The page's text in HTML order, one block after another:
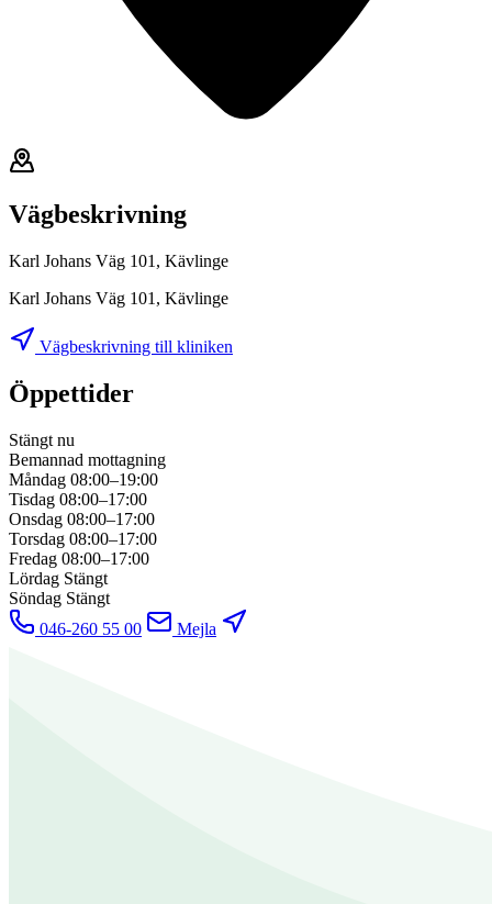
Vägbeskrivning
Karl Johans Väg 101, Kävlinge
Karl Johans Väg 101, Kävlinge
Vägbeskrivning till kliniken
Öppettider
Stängt nu
Bemannad mottagning
Måndag 08:00–19:00
Tisdag 08:00–17:00
Onsdag 08:00–17:00
Torsdag 08:00–17:00
Fredag 08:00–17:00
Lördag Stängt
Söndag Stängt
046-260 55 00
Mejla